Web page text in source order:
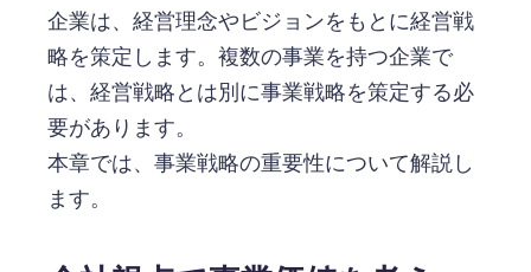
企業は、経営理念やビジョンをもとに経営戦
略を策定します。複数の事業を持つ企業で
は、経営戦略とは別に事業戦略を策定する必
要があります。
本章では、事業戦略の重要性について解説し
ます。